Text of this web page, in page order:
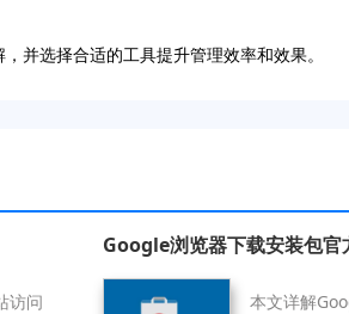
并选择合适的工具提升管理效率和效果。
访问
Google浏览器下载安装包官
本文详解